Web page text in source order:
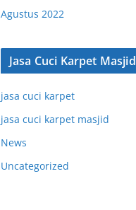
Agustus 2022
Jasa Cuci Karpet Masjid
jasa cuci karpet
jasa cuci karpet masjid
News
Uncategorized